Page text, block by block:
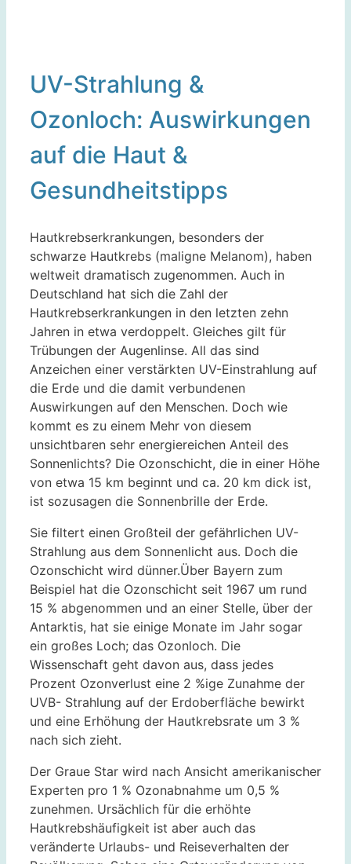
UV-Strahlung &
Ozonloch: Auswirkungen
auf die Haut &
Gesundheitstipps
Hautkrebserkrankungen, besonders der
schwarze Hautkrebs (maligne Melanom), haben
weltweit dramatisch zugenommen. Auch in
Deutschland hat sich die Zahl der
Hautkrebserkrankungen in den letzten zehn
Jahren in etwa verdoppelt. Gleiches gilt für
Trübungen der Augenlinse. All das sind
Anzeichen einer verstärkten UV-Einstrahlung auf
die Erde und die damit verbundenen
Auswirkungen auf den Menschen. Doch wie
kommt es zu einem Mehr von diesem
unsichtbaren sehr energiereichen Anteil des
Sonnenlichts? Die Ozonschicht, die in einer Höhe
von etwa 15 km beginnt und ca. 20 km dick ist,
ist sozusagen die Sonnenbrille der Erde.
Sie filtert einen Großteil der gefährlichen UV-
Strahlung aus dem Sonnenlicht aus. Doch die
Ozonschicht wird dünner.Über Bayern zum
Beispiel hat die Ozonschicht seit 1967 um rund
15 % abgenommen und an einer Stelle, über der
Antarktis, hat sie einige Monate im Jahr sogar
ein großes Loch; das Ozonloch. Die
Wissenschaft geht davon aus, dass jedes
Prozent Ozonverlust eine 2 %ige Zunahme der
UVB- Strahlung auf der Erdoberfläche bewirkt
und eine Erhöhung der Hautkrebsrate um 3 %
nach sich zieht.
Der Graue Star wird nach Ansicht amerikanischer
Experten pro 1 % Ozonabnahme um 0,5 %
zunehmen. Ursächlich für die erhöhte
Hautkrebshäufigkeit ist aber auch das
veränderte Urlaubs- und Reiseverhalten der